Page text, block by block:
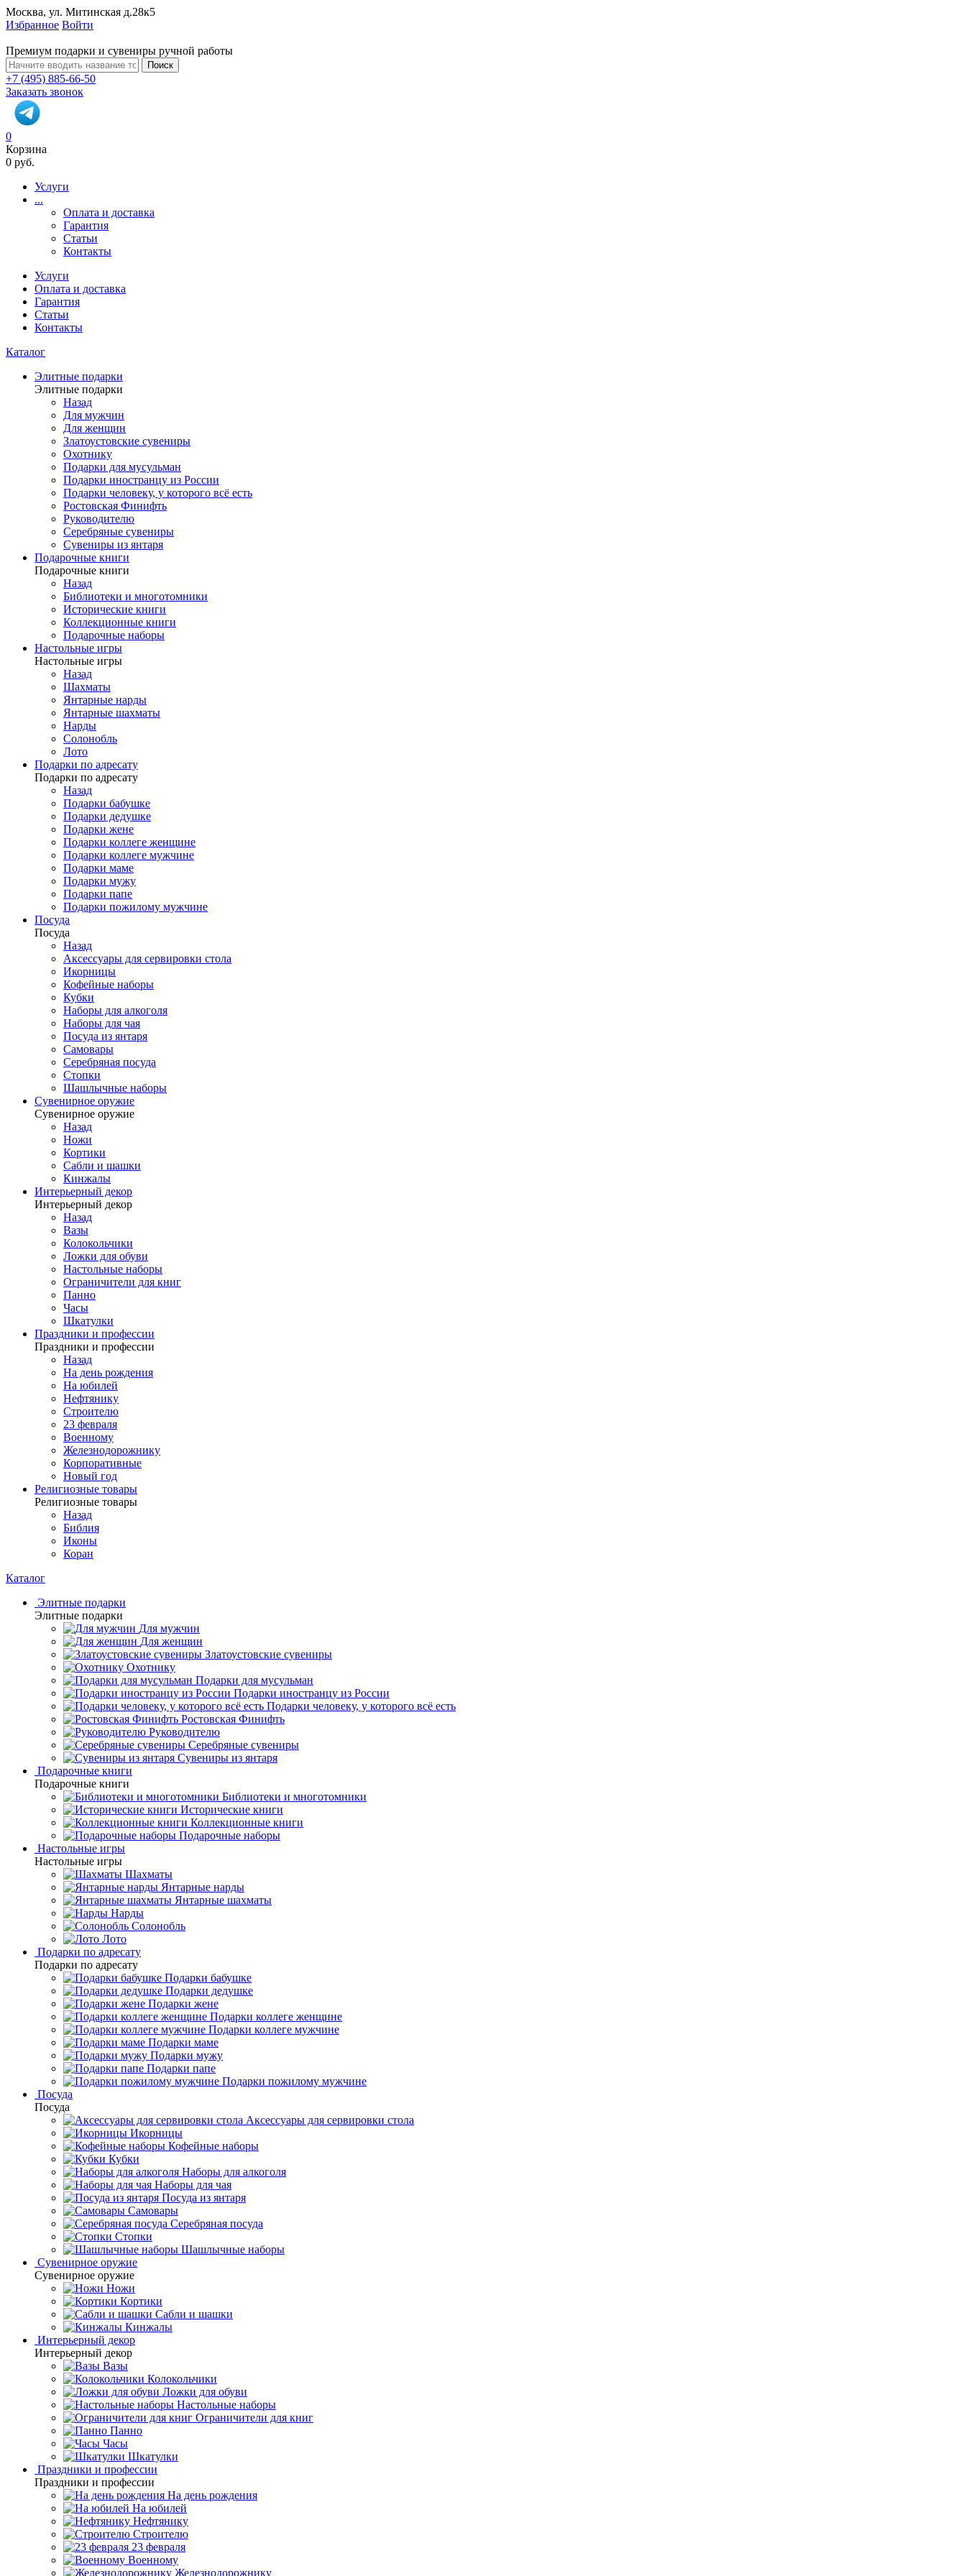
Москва, ул. Митинская д.28к5
Избранное Войти
Премиум подарки и сувениры ручной работы
Поиск
+7 (495) 885-66-50
Заказать звонок
0
Корзина
0 руб.
Услуги
...
Оплата и доставка
Гарантия
Статьи
Контакты
Услуги
Оплата и доставка
Гарантия
Статьи
Контакты
Каталог
Элитные подарки
Элитные подарки
Назад
Для мужчин
Для женщин
Златоустовские сувениры
Охотнику
Подарки для мусульман
Подарки иностранцу из России
Подарки человеку, у которого всё есть
Ростовская Финифть
Руководителю
Серебряные сувениры
Сувениры из янтаря
Подарочные книги
Подарочные книги
Назад
Библиотеки и многотомники
Исторические книги
Коллекционные книги
Подарочные наборы
Настольные игры
Настольные игры
Назад
Шахматы
Янтарные нарды
Янтарные шахматы
Нарды
Солонобль
Лото
Подарки по адресату
Подарки по адресату
Назад
Подарки бабушке
Подарки дедушке
Подарки жене
Подарки коллеге женщине
Подарки коллеге мужчине
Подарки маме
Подарки мужу
Подарки папе
Подарки пожилому мужчине
Посуда
Посуда
Назад
Аксессуары для сервировки стола
Икорницы
Кофейные наборы
Кубки
Наборы для алкоголя
Наборы для чая
Посуда из янтаря
Самовары
Серебряная посуда
Стопки
Шашлычные наборы
Сувенирное оружие
Сувенирное оружие
Назад
Ножи
Кортики
Сабли и шашки
Кинжалы
Интерьерный декор
Интерьерный декор
Назад
Вазы
Колокольчики
Ложки для обуви
Настольные наборы
Ограничители для книг
Панно
Часы
Шкатулки
Праздники и профессии
Праздники и профессии
Назад
На день рождения
На юбилей
Нефтянику
Строителю
23 февраля
Военному
Железнодорожнику
Корпоративные
Новый год
Религиозные товары
Религиозные товары
Назад
Библия
Иконы
Коран
Каталог
Элитные подарки
Элитные подарки
Для мужчин
Для женщин
Златоустовские сувениры
Охотнику
Подарки для мусульман
Подарки иностранцу из России
Подарки человеку, у которого всё есть
Ростовская Финифть
Руководителю
Серебряные сувениры
Сувениры из янтаря
Подарочные книги
Подарочные книги
Библиотеки и многотомники
Исторические книги
Коллекционные книги
Подарочные наборы
Настольные игры
Настольные игры
Шахматы
Янтарные нарды
Янтарные шахматы
Нарды
Солонобль
Лото
Подарки по адресату
Подарки по адресату
Подарки бабушке
Подарки дедушке
Подарки жене
Подарки коллеге женщине
Подарки коллеге мужчине
Подарки маме
Подарки мужу
Подарки папе
Подарки пожилому мужчине
Посуда
Посуда
Аксессуары для сервировки стола
Икорницы
Кофейные наборы
Кубки
Наборы для алкоголя
Наборы для чая
Посуда из янтаря
Самовары
Серебряная посуда
Стопки
Шашлычные наборы
Сувенирное оружие
Сувенирное оружие
Ножи
Кортики
Сабли и шашки
Кинжалы
Интерьерный декор
Интерьерный декор
Вазы
Колокольчики
Ложки для обуви
Настольные наборы
Ограничители для книг
Панно
Часы
Шкатулки
Праздники и профессии
Праздники и профессии
На день рождения
На юбилей
Нефтянику
Строителю
23 февраля
Военному
Железнодорожнику